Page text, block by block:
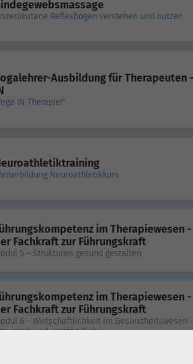
Reflexbögen verstehen und nutzen
Ausbildung für Therapeuten -
IN Therapie!“
Neuroathletikkurs
im Therapiewesen -
Fachkraft zur Führungskraft
5 – Strukturen gesund gestalten
im Therapiewesen -
Fachkraft zur Führungskraft
6 - Wirtschaftlichkeit im Gesundheitswesen
und verständlich